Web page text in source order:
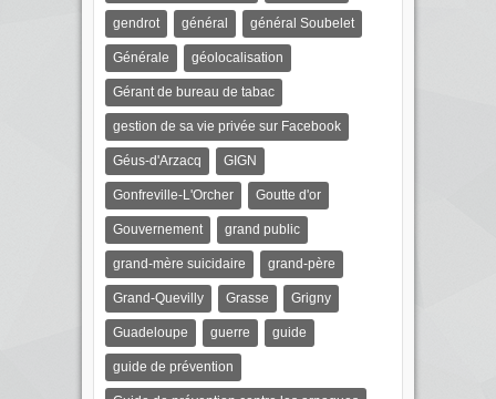
gendrot général général Soubelet
Générale géolocalisation
Gérant de bureau de tabac
gestion de sa vie privée sur Facebook
Géus-d'Arzacq GIGN
Gonfreville-L'Orcher Goutte d'or
Gouvernement grand public
grand-mère suicidaire grand-père
Grand-Quevilly Grasse Grigny
Guadeloupe guerre guide
guide de prévention